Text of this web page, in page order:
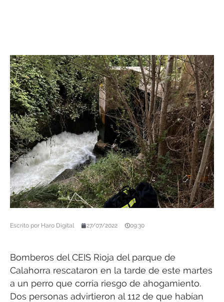
Escrito por Haro Digital 27/07/2022 09:30
Bomberos del CEIS Rioja del parque de
Calahorra rescataron en la tarde de este martes
a un perro que corría riesgo de ahogamiento.
Dos personas advirtieron al 112 de que habían